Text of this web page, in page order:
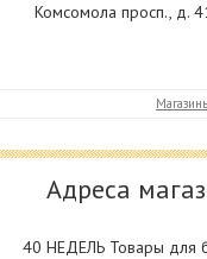
Комсомола просп., д.
Адреса
40 НЕДЕЛЬ Товары для